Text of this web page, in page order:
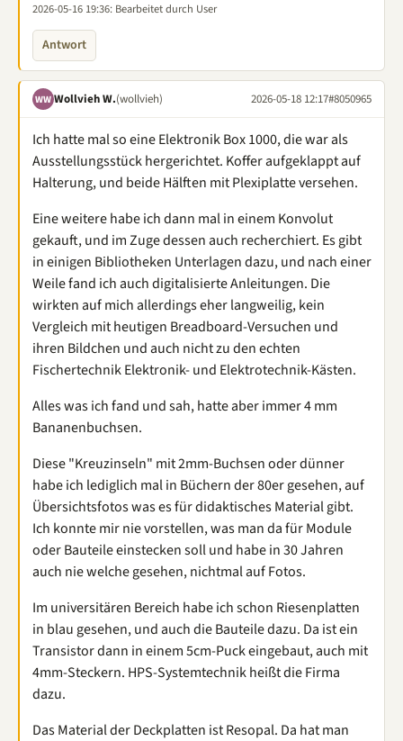
2026-05-16 19:36: Bearbeitet durch User
Antwort
WW Wollvieh W.(wollvieh) 2026-05-18 12:17#8050965
Ich hatte mal so eine Elektronik Box 1000, die war als
Ausstellungsstück hergerichtet. Koffer aufgeklappt auf
Halterung, und beide Hälften mit Plexiplatte versehen.
Eine weitere habe ich dann mal in einem Konvolut
gekauft, und im Zuge dessen auch recherchiert. Es gibt
in einigen Bibliotheken Unterlagen dazu, und nach einer
Weile fand ich auch digitalisierte Anleitungen. Die
wirkten auf mich allerdings eher langweilig, kein
Vergleich mit heutigen Breadboard-Versuchen und
ihren Bildchen und auch nicht zu den echten
Fischertechnik Elektronik- und Elektrotechnik-Kästen.
Alles was ich fand und sah, hatte aber immer 4 mm
Bananenbuchsen.
Diese "Kreuzinseln" mit 2mm-Buchsen oder dünner
habe ich lediglich mal in Büchern der 80er gesehen, auf
Übersichtsfotos was es für didaktisches Material gibt.
Ich konnte mir nie vorstellen, was man da für Module
oder Bauteile einstecken soll und habe in 30 Jahren
auch nie welche gesehen, nichtmal auf Fotos.
Im universitären Bereich habe ich schon Riesenplatten
in blau gesehen, und auch die Bauteile dazu. Da ist ein
Transistor dann in einem 5cm-Puck eingebaut, auch mit
4mm-Steckern. HPS-Systemtechnik heißt die Firma
dazu.
Das Material der Deckplatten ist Resopal. Da hat man